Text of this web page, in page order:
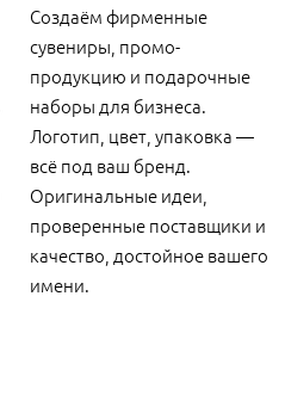
Создаём фирменные
сувениры, промо-
продукцию и подарочные
наборы для бизнеса.
Логотип, цвет, упаковка —
всё под ваш бренд.
Оригинальные идеи,
проверенные поставщики и
качество, достойное вашего
имени.